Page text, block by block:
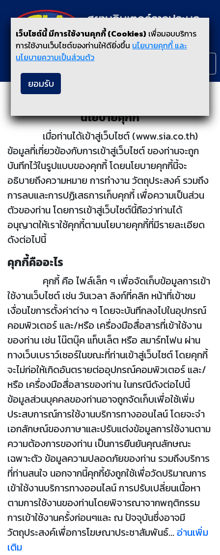
เว็บไซต์นี้ มีการใช้งานคุกกี้ (Cookies) เพื่อมอบบริการ
การใช้งานเว็บไซต์ของท่านให้ดียิ่งขึ้น นโยบายคุกกี้ และ
นโยบายความเป็นส่วนตัว
ยอมรับ
นโยบายคุกกี้
เมื่อท่านได้เข้าสู่เว็บไซต์ (www.sia.co.th)
ข้อมูลที่เกี่ยวข้องกับการเข้าสู่เว็บไซต์ ของท่านจะถูก
บันทึกไว้ในรูปแบบของคุกกี้ โดยนโยบายคุกกี้นี้จะ
อธิบายถึงความหมาย การทำงาน วัตถุประสงค์ รวมถึง
การลบและการปฏิเสธการเก็บคุกกี้ เพื่อความเป็นส่วน
ตัวของท่าน โดยการเข้าสู่เว็บไซต์นี้ถือว่าท่านได้
อนุญาตให้เราใช้คุกกี้ตามนโยบายคุกกี้ที่มีรายละเอียด
ดังต่อไปนี้
คุกกี้คืออะไร
คุกกี้ คือ ไฟล์เล็ก ๆ เพื่อจัดเก็บข้อมูลการเข้า
ใช้งานเว็บไซต์ เช่น วันเวลา ลิงก์ที่คลิก หน้าที่เข้าชม
เงื่อนไขการตั้งค่าต่าง ๆ โดยจะบันทึกลงไปในอุปกรณ์
คอมพิวเตอร์ และ/หรือ เครื่องมือสื่อสารที่เข้าใช้งาน
ของท่าน เช่น โน๊ตบุ๊ค แท็บเล็ต หรือ สมาร์ทโฟน ผ่าน
ทางเว็บเบราว์เซอร์ในขณะที่ท่านเข้าสู่เว็บไซต์ โดยคุกกี้
จะไม่ก่อให้เกิดอันตรายต่ออุปกรณ์คอมพิวเตอร์ และ/
หรือ เครื่องมือสื่อสารของท่าน ในกรณีดังต่อไปนี้
ข้อมูลส่วนบุคคลของท่านอาจถูกจัดเก็บเพื่อใช้เพิ่ม
ประสบการณ์การใช้งานบริการทางออนไลน์ โดยจะจำ
เอกลักษณ์ของภาษาและปรับแต่งข้อมูลการใช้งานตาม
ความต้องการของท่าน เป็นการยืนยันคุณลักษณะ
เฉพาะตัว ข้อมูลความปลอดภัยของท่าน รวมถึงบริการ
ที่ท่านสนใจ นอกจากนี้คุกกี้ยังถูกใช้เพื่อวัดปริมาณการ
เข้าใช้งานบริการทางออนไลน์ การปรับเปลี่ยนเนื้อหา
ตามการใช้งานของท่านโดยพิจารณาจากพฤติกรรม
การเข้าใช้งานครั้งก่อนๆและ ณ ปัจจุบันซึ่งอาจมี
วัตถุประสงค์เพื่อการโฆษณาประชาสัมพันธ์... อ่านเพิ่ม
เติม